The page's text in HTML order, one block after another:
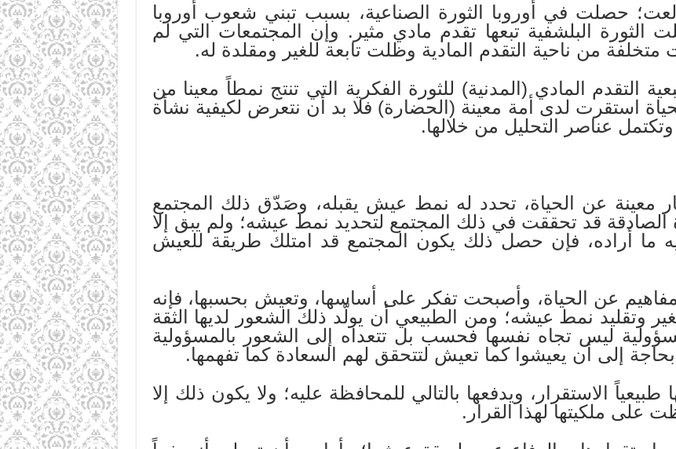
حصلت في أوروبا الثورة الصناعية، بسبب تبني شعوب أوروبا
الثورة البلشفية تبعها تقدم مادي مثير. وإن المجتمعات التي لم
من ناحية التقدم المادية وظلت تابعة للغير ومقلدة له.
التقدم المادي (المدنية) للثورة الفكرية التي تنتج نمطاً معينا من
استقرت لدى أمة معينة (الحضارة) فلا بد أن نتعرض لكيفية نشأة
عناصر التحليل من خلالها.
معينة عن الحياة، تحدد له نمط عيش يقبله، وصَدّق ذلك المجتمع
الصادقة قد تحققت في ذلك المجتمع لتحديد نمط عيشه؛ ولم يبق إلا
ما أراده، فإن حصل ذلك يكون المجتمع قد امتلك طريقة للعيش
مفاهيم عن الحياة، وأصبحت تفكر على أساسها، وتعيش بحسبها، فإنه
وتقليد نمط عيشه؛ ومن الطبيعي أن يولّد ذلك الشعور لديها الثقة
ليس تجاه نفسها فحسب بل تتعداه إلى الشعور بالمسؤولية
إلى أن يعيشوا كما تعيش لتتحقق لهم السعادة كما تفهمها.
الاستقرار، ويدفعها بالتالي للمحافظة عليه؛ ولا يكون ذلك إلا
على ملكيتها لهذا القرار.